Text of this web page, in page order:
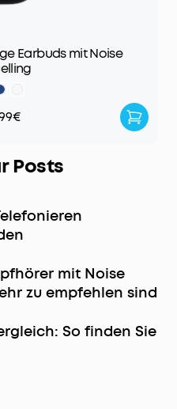
Earbuds mit Noise
Posts
mit Noise
zu empfehlen sind
So finden Sie